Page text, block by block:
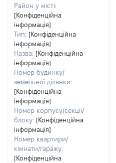
Район у місті:
[Конфіденційна
інформація]
Тип: [Конфіденційна
інформація]
Назва: [Конфіденційна
інформація]
Номер будинку/
земельної ділянки:
[Конфіденційна
інформація]
Номер корпусу/секції/
блоку: [Конфіденційна
інформація]
Номер квартири/
кімнати/гаражу:
[Конфіденційна